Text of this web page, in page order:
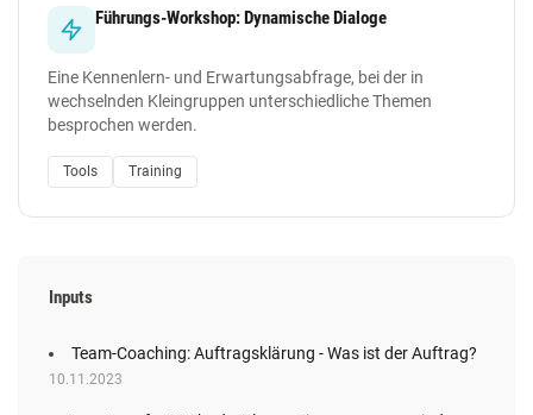
Führungs-Workshop: Dynamische Dialoge
Eine Kennenlern- und Erwartungsabfrage, bei der in
wechselnden Kleingruppen unterschiedliche Themen
besprochen werden.
Tools Training
Inputs
Team-Coaching: Auftragsklärung - Was ist der Auftrag?
10.11.2023